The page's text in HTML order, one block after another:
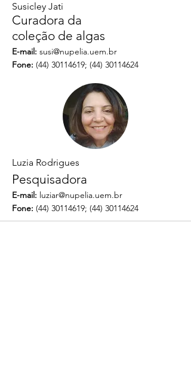
Susicley Jati
Curadora da
coleção de algas
E-mail: susi@nupelia.uem.br
Fone: (44) 30114619; (44) 30114624
Luzia Rodrigues
Pesquisadora
E-mail: luziar@nupelia.uem.br
Fone: (44) 30114619; (44) 30114624